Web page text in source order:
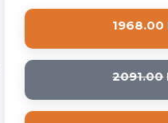
1968.00
2091.00